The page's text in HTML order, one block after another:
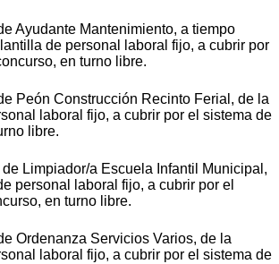
Ayudante Mantenimiento, a tiempo
de personal laboral fijo, a cubrir por
en turno libre.
Peón Construcción Recinto Ferial, de la
laboral fijo, a cubrir por el sistema de
libre.
Limpiador/a Escuela Infantil Municipal,
personal laboral fijo, a cubrir por el
en turno libre.
Ordenanza Servicios Varios, de la
laboral fijo, a cubrir por el sistema de